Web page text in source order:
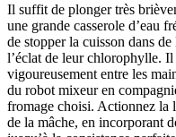
Il suffit de plonger très
une grande casserole d’eau
de stopper la cuisson dans
l’éclat de leur chlorophylle. Il
vigoureusement entre les
du robot mixeur en
fromage choisi. Actionnez la
de la mâche, en incorporant